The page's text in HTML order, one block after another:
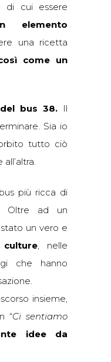
di cui essere
elemento
una ricetta
come un
bus 38. Il
Sia io
tutto ciò
più ricca di
Oltre ad un
un vero e
, nelle
che hanno
insieme,
“Ci sentiamo
idee da